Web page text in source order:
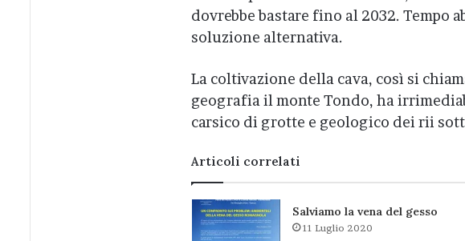
dovrebbe bastare fino al 2032. Tempo
soluzione alternativa.
La coltivazione della cava, così si
geografia il monte Tondo, ha
carsico di grotte e geologico dei rii
Articoli correlati
Salviamo la vena del gesso
11 Luglio 2020